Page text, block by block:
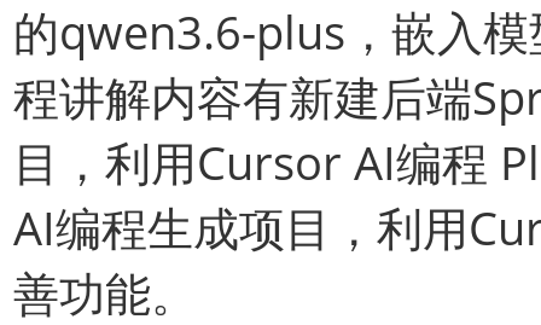
的qwen3.6-plus，嵌入
程讲解内容有新建后端
目，利用Cursor AI编程
AI编程生成项目，利用
善功能。